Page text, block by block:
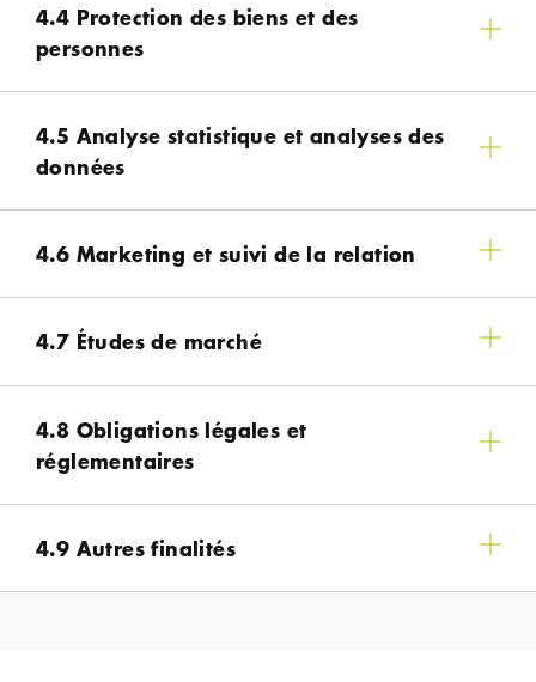
4.4 Protection des biens et des
personnes
4.5 Analyse statistique et analyses des
données
4.6 Marketing et suivi de la relation
4.7 Études de marché
4.8 Obligations légales et
réglementaires
4.9 Autres finalités